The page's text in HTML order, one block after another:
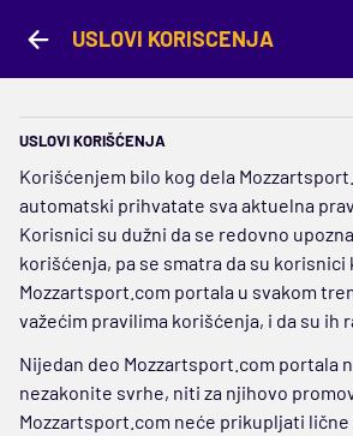
USLOVI KORISCENJA
USLOVI KORIŠĆENJA
Korišćenjem bilo kog dela
automatski prihvatate sva aktuelna
Korisnici su dužni da se redovno
korišćenja, pa se smatra da su
Mozzartsport.com portala u svakom
važećim pravilima korišćenja, i da su ih
Nijedan deo Mozzartsport.com portala
nezakonite svrhe, niti za njihovo
Mozzartsport.com neće prikupljati